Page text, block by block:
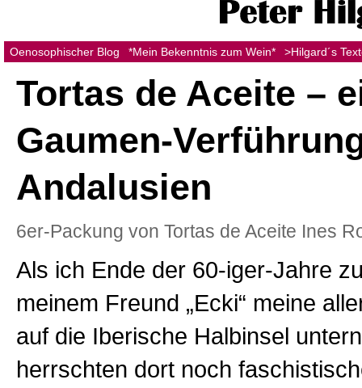
Oenosophischer Blog *Mein Bekenntnis zum Wein* >Hilgard´s
Tortas de Aceite –
Gaumen-
Andalusien
6er-Packung von Tortas de Aceite Ines
Als ich Ende der 60-iger-Jahre
meinem Freund „Ecki“ meine
auf die Iberische Halbinsel
herrschten dort noch